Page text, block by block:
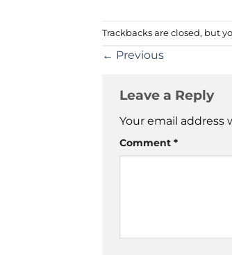
Trackbacks are closed, but
← Previous
Leave a Reply
Your email address
Comment *